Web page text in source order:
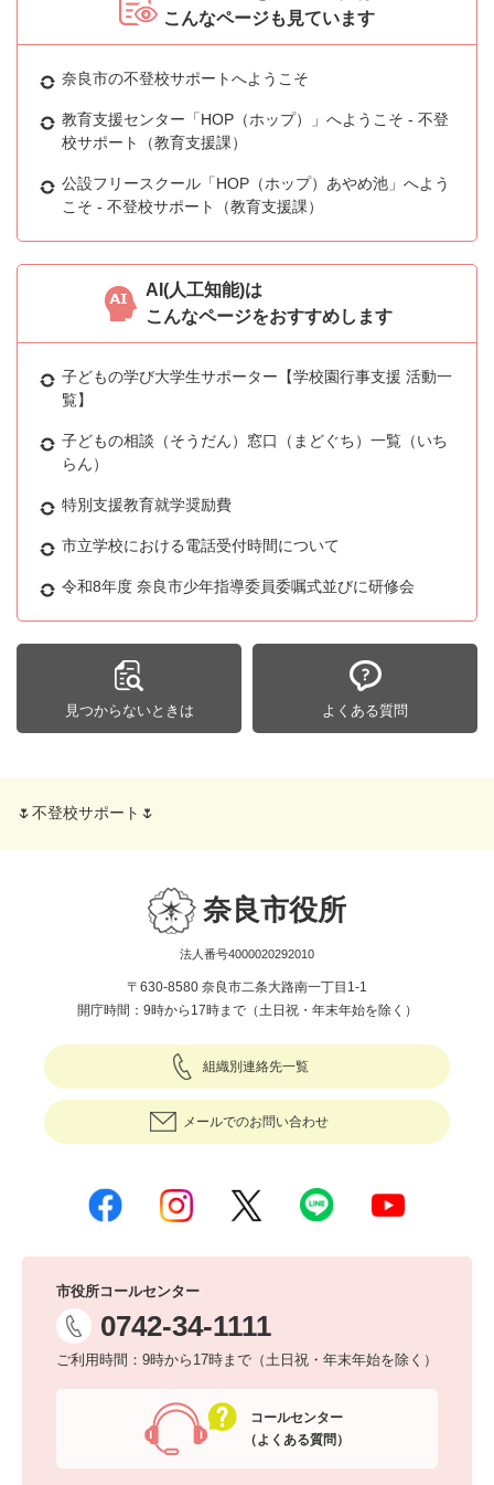
こんなページも見ています
奈良市の不登校サポートへようこそ
教育支援センター「HOP（ホップ）」へようこそ - 不登
校サポート（教育支援課）
公設フリースクール「HOP（ホップ）あやめ池」へよう
こそ - 不登校サポート（教育支援課）
AI(人工知能)は
こんなページをおすすめします
子どもの学び大学生サポーター【学校園行事支援 活動一
覧】
子どもの相談（そうだん）窓口（まどぐち）一覧（いち
らん）
特別支援教育就学奨励費
市立学校における電話受付時間について
令和8年度 奈良市少年指導委員委嘱式並びに研修会
見つからないときは よくある質問
🌷不登校サポート🌷
奈良市役所
法人番号4000020292010
〒630-8580 奈良市二条大路南一丁目1-1
開庁時間：9時から17時まで（土日祝・年末年始を除く）
組織別連絡先一覧
メールでのお問い合わせ
市役所コールセンター
0742-34-1111
ご利用時間：9時から17時まで（土日祝・年末年始を除く）
コールセンター
（よくある質問）